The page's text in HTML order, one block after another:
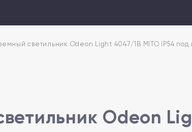
светильник Odeon Light 4047/1B MITO IP54 под
Odeon